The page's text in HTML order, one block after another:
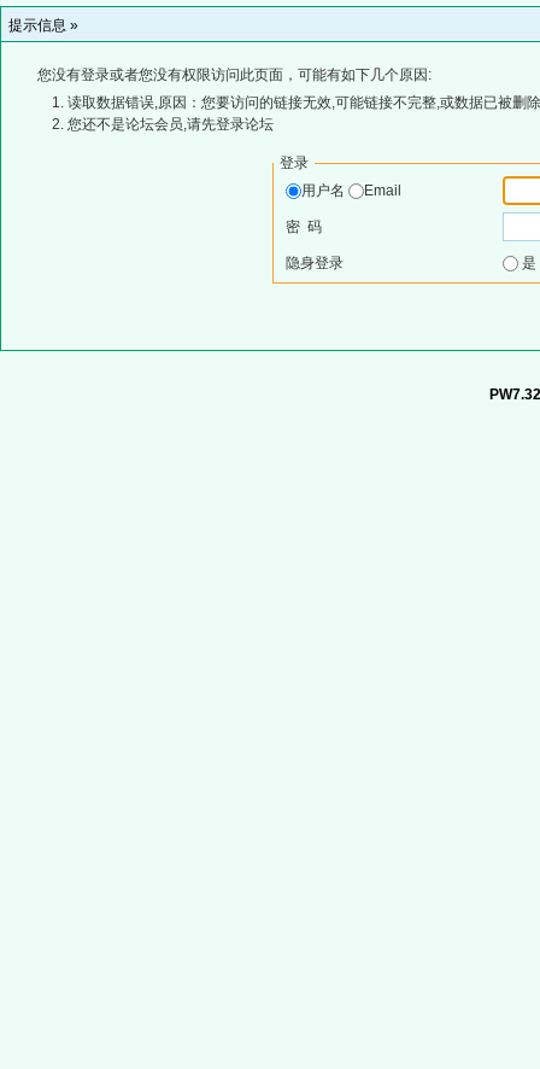
提示信息 »
您没有登录或者您没有权限访问此页面，可能有如下几个原因:
读取数据错误,原因：您要访问的链接无效,可能链接不完整,或数据已被删
您还不是论坛会员,请先登录论坛
登录
用户名
Email
密 码
隐身登录